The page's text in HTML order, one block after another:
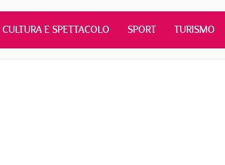
CULTURA E SPETTACOLO SPORT TURISMO